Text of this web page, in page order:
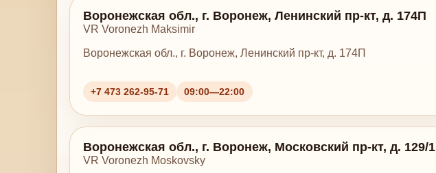
Воронежская обл., г. Воронеж, Ленинский пр-кт, д. 174П
VR Voronezh Maksimir
Воронежская обл., г. Воронеж, Ленинский пр-кт, д. 174П
+7 473 262-95-71 09:00—22:00
Воронежская обл., г. Воронеж, Московский пр-кт, д. 129/1
VR Voronezh Moskovsky